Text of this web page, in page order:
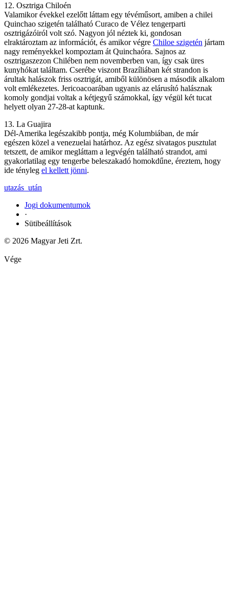
12. Osztriga Chiloén
Valamikor évekkel ezelőtt láttam egy tévéműsort, amiben a chilei
Quinchao szigetén található Curaco de Vélez tengerparti
osztrigázóiról volt szó. Nagyon jól néztek ki, gondosan
elraktároztam az információt, és amikor végre Chiloe szigetén jártam
nagy reményekkel kompoztam át Quinchaóra. Sajnos az
osztrigaszezon Chilében nem novemberben van, így csak üres
kunyhókat találtam. Cserébe viszont Brazíliában két strandon is
árultak halászok friss osztrigát, amiből különösen a második alkalom
volt emlékezetes. Jericoacoarában ugyanis az elárusító halásznak
komoly gondjai voltak a kétjegyű számokkal, így végül két tucat
helyett olyan 27-28-at kaptunk.
13. La Guajira
Dél-Amerika legészakibb pontja, még Kolumbiában, de már
egészen közel a venezuelai határhoz. Az egész sivatagos pusztulat
tetszett, de amikor megláttam a legvégén található strandot, ami
gyakorlatilag egy tengerbe beleszakadó homokdűne, éreztem, hogy
ide tényleg el kellett jönni.
utazás_után
Jogi dokumentumok
·
Sütibeállítások
© 2026 Magyar Jeti Zrt.
Vége